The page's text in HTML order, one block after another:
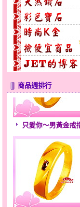
商品週排行
只愛你～男黃金戒指